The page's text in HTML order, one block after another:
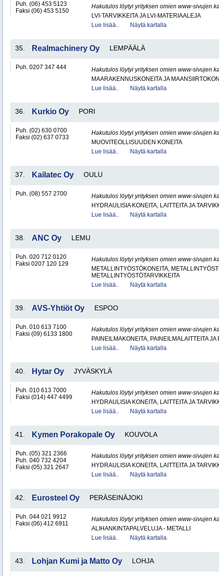
Puh. (06) 453 5123
Faksi (06) 453 5150
Hakutulos löytyi yrityksen omien www-sivujen
LVI-TARVIKKEITA JA LVI-MATERIAALEJA
Lue lisää..
Näytä kartalla
35. Realmachinery Oy LEMPÄÄLÄ
Puh. 0207 347 444
Hakutulos löytyi yrityksen omien www-sivujen
MAARAKENNUSKONEITA JA
Lue lisää..
Näytä kartalla
36. Kurkio Oy PORI
Puh. (02) 630 0700
Faksi (02) 637 0733
Hakutulos löytyi yrityksen omien www-sivujen
MUOVITEOLLISUUDEN KONEITA
Lue lisää..
Näytä kartalla
37. Kailatec Oy OULU
Puh. (08) 557 2700
Hakutulos löytyi yrityksen omien www-sivujen
HYDRAULISIA KONEITA, LAITTEITA JA
Lue lisää..
Näytä kartalla
38. ANC Oy LEMU
Puh. 020 712 0120
Faksi 0207 120 129
Hakutulos löytyi yrityksen omien www-sivujen
METALLINTYÖSTÖKONEITA,
METALLINTYÖSTÖTARVIKKEITA
Lue lisää..
Näytä kartalla
39. AVS-Yhtiöt Oy ESPOO
Puh. 010 613 7100
Faksi (09) 6133 1800
Hakutulos löytyi yrityksen omien www-sivujen
PAINEILMAKONEITA, PAINEILMALAITTEITA
Lue lisää..
Näytä kartalla
40. Hytar Oy JYVÄSKYLÄ
Puh. 010 613 7000
Faksi (014) 447 4499
Hakutulos löytyi yrityksen omien www-sivujen
HYDRAULISIA KONEITA, LAITTEITA JA
Lue lisää..
Näytä kartalla
41. Kymen Porakopale Oy KOUVOLA
Puh. (05) 321 2366
Puh. 040 732 4204
Faksi (05) 321 2647
Hakutulos löytyi yrityksen omien www-sivujen
HYDRAULISIA KONEITA, LAITTEITA JA
Lue lisää..
Näytä kartalla
42. Eurosteel Oy PERÄSEINÄJOKI
Puh. 044 021 9912
Faksi (06) 412 6911
Hakutulos löytyi yrityksen omien www-sivujen
ALIHANKINTAPALVELUJA - METALLI
Lue lisää..
Näytä kartalla
43. Lohjan Kumi ja Matto Oy LOHJA